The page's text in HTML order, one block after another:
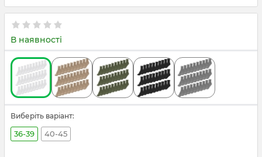
В наявності
Виберіть варіант:
36-39 40-45